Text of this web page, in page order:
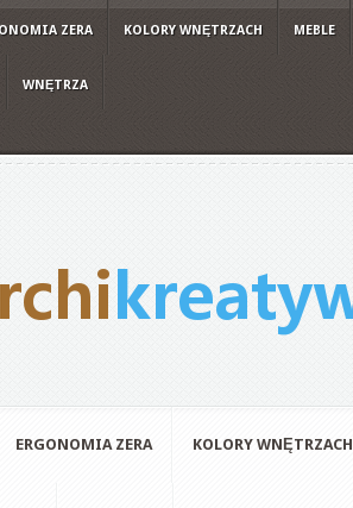
ZERA KOLORY WNĘTRZACH MEBLE
WNĘTRZA
ERGONOMIA ZERA KOLORY WNĘTRZACH